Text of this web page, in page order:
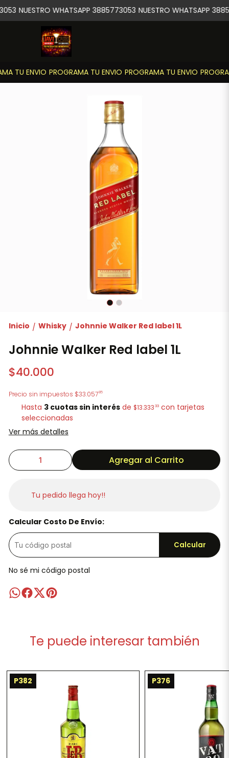
TU ENVIO PROGRAMA TU ENVIO PROGRAMA TU ENVIO
NUESTRO WHATSAPP 3885773053 NUESTRO WHATSAPP
Inicio / Whisky / Johnnie Walker Red label 1L
Johnnie Walker Red label 1L
$40.000
Precio sin impuestos $33.05785
Hasta 3 cuotas sin interésde $13.33333con tarjetas
seleccionadas
Ver más detalles
Agregar al Carrito
Tu pedido llega hoy!!
Calcular Costo De Envío:
Calcular
No sé mi código postal
Te puede interesar también
P382 P376